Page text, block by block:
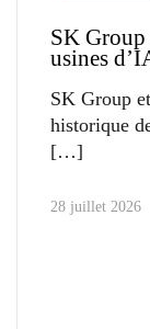
SK
usines
SK Group
historique
28 juillet 2026